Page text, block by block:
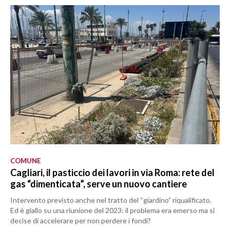
COMUNE
Cagliari, il pasticcio dei lavori in via Roma: rete del
gas “dimenticata”, serve un nuovo cantiere
Intervento previsto anche nel tratto del “giardino” riqualificato.
Ed è giallo su una riunione del 2023: il problema era emerso ma si
decise di accelerare per non perdere i fondi?